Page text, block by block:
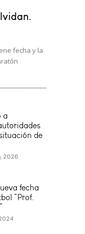
fecha y la
a
de
2026
fecha
“Prof.